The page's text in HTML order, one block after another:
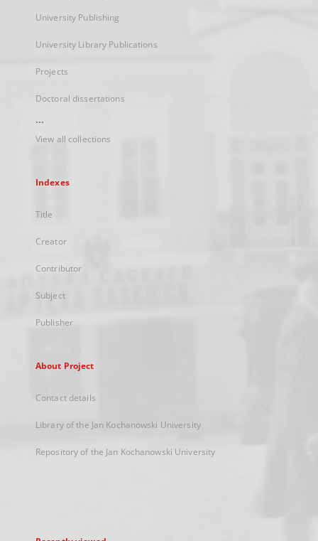
University Publishing
University Library Publications
Projects
Doctoral dissertations
...
View all collections
Indexes
Title
Creator
Contributor
Subject
Publisher
About Project
Contact details
Library of the Jan Kochanowski University
Repository of the Jan Kochanowski University